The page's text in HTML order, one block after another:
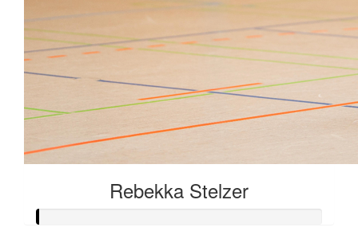
Rebekka Stelzer